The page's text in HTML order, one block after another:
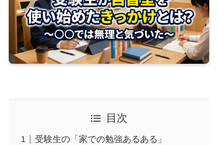
目次
受験生の「家での勉強あるある」